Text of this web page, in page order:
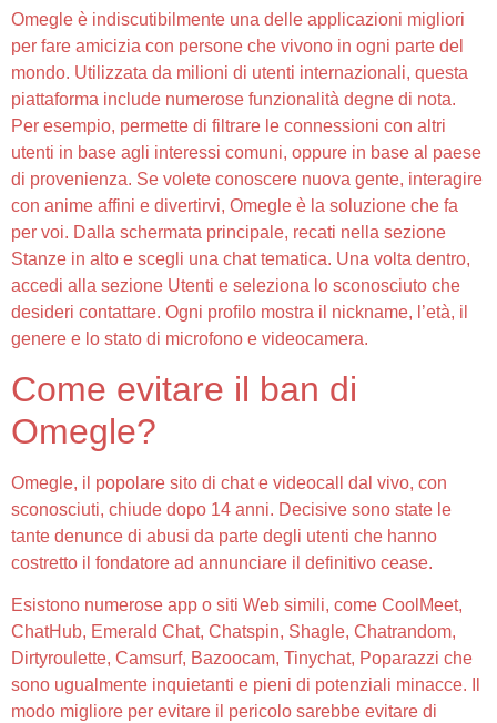
Omegle è indiscutibilmente una delle applicazioni migliori
per fare amicizia con persone che vivono in ogni parte del
mondo. Utilizzata da milioni di utenti internazionali, questa
piattaforma include numerose funzionalità degne di nota.
Per esempio, permette di filtrare le connessioni con altri
utenti in base agli interessi comuni, oppure in base al paese
di provenienza. Se volete conoscere nuova gente, interagire
con anime affini e divertirvi, Omegle è la soluzione che fa
per voi. Dalla schermata principale, recati nella sezione
Stanze in alto e scegli una chat tematica. Una volta dentro,
accedi alla sezione Utenti e seleziona lo sconosciuto che
desideri contattare. Ogni profilo mostra il nickname, l’età, il
genere e lo stato di microfono e videocamera.
Come evitare il ban di
Omegle?
Omegle, il popolare sito di chat e videocall dal vivo, con
sconosciuti, chiude dopo 14 anni. Decisive sono state le
tante denunce di abusi da parte degli utenti che hanno
costretto il fondatore ad annunciare il definitivo cease.
Esistono numerose app o siti Web simili, come CoolMeet,
ChatHub, Emerald Chat, Chatspin, Shagle, Chatrandom,
Dirtyroulette, Camsurf, Bazoocam, Tinychat, Poparazzi che
sono ugualmente inquietanti e pieni di potenziali minacce. Il
modo migliore per evitare il pericolo sarebbe evitare di